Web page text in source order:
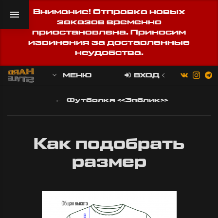
Внимание! Отправка новых
заказов временно
приостановлена. Приносим
извинения за доставленные
неудобства.
МЕНЮ ВХОД
Футболка «Зяблик»
Как подобрать
размер